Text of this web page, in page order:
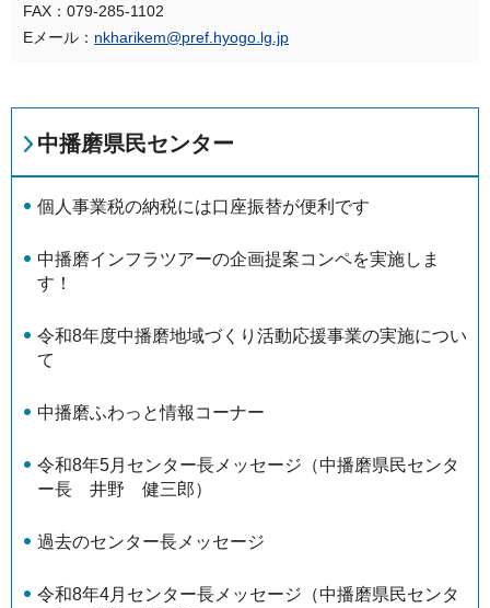
FAX：079-285-1102
Eメール： nkharikem@pref.hyogo.lg.jp
中播磨県民センター
個⼈事業税の納税には口座振替が便利です
中播磨インフラツアーの企画提案コンペを実施しま
す！
令和8年度中播磨地域づくり活動応援事業の実施につい
て
中播磨ふわっと情報コーナー
令和8年5月センター長メッセージ（中播磨県民センタ
ー長 井野 健三郎）
過去のセンター長メッセージ
令和8年4月センター長メッセージ（中播磨県民センタ